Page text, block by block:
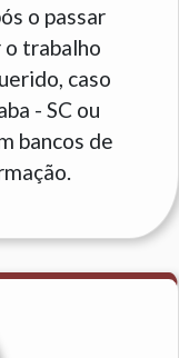
o passar
trabalho
caso
- SC ou
bancos de